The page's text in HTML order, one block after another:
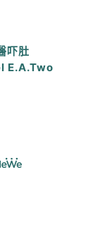
吓肚
E.A.Two